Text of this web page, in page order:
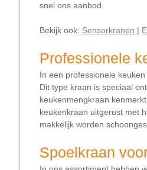
snel ons aanbod.
Bekijk ook: Sensorkranen |
Professionele
In een professionele
Dit type kraan is speciaal
keukenmengkraan
keukenkraan uitgerust met
makkelijk worden
Spoelkraan